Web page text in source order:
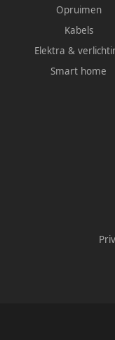
Opruimen
Kabels
Elektra &
Smart home